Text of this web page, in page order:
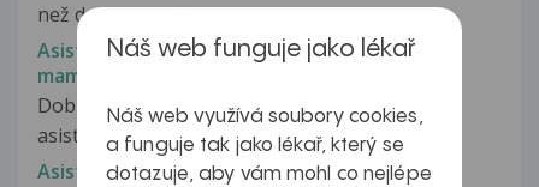
než druhé a chtěla bych se zeptat...
Asistenční zdravotní péče pro nemocnou
maminku
Dobrý den, hledám nějakou možnost domácí
asistenční zdravotní péče pro mou matku...
Asistovaná reprodukce
Náš web funguje jako lékař
Náš web využívá soubory cookies,
a funguje tak jako lékař, který se
dotazuje, aby vám mohl co nejlépe